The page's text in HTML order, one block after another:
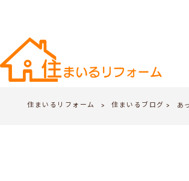
住まいるリフォーム > 住まいるブログ > あ